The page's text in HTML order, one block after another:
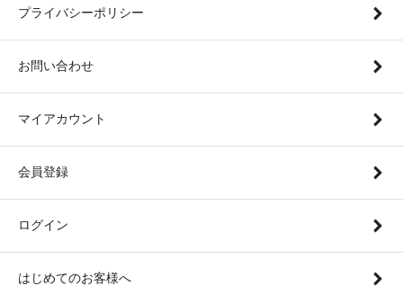
プライバシーポリシー
お問い合わせ
マイアカウント
会員登録
ログイン
はじめてのお客様へ